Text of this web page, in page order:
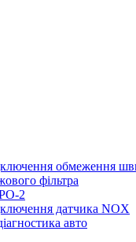
обмеження
фільтра
2
датчика NOX
авто